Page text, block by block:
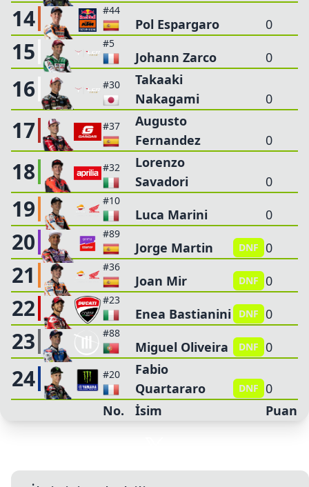
14 #44
Pol Espargaro 0
15 #5
Johann Zarco 0
16 #30
Takaaki
Nakagami
0
17 #37
Augusto
Fernandez
0
18 #32
Lorenzo
Savadori
0
19 #10
Luca Marini 0
20 #89
Jorge Martin DNF 0
21 #36
Joan Mir DNF 0
22 #23
Enea Bastianini DNF 0
23 #88
Miguel Oliveira DNF 0
24 #20
Fabio
Quartararo
DNF
0
No.
İsim Puan